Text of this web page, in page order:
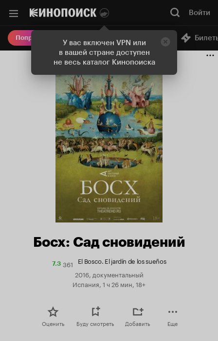
У вас включен VPN или
в вашей стране доступен
не весь каталог Кинопоиска
Войти
Попробовать Плюс Онлайн-кинотеатр
Босх: Сад сновидений
7.3Рейтинг
Кинопоиска
361 El Bosco. El jardín de los sueños
2016, документальный
Испания, 1 ч 26 мин, 18+
Оценить Буду смотреть Добавить Еще